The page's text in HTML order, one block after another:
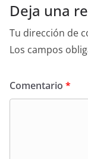
Deja una
Tu dirección de
Los campos
Comentario *